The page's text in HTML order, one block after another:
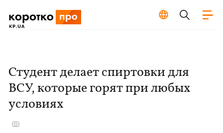
Студент делает спиртовки для
ВСУ, которые горят при любых
условиях